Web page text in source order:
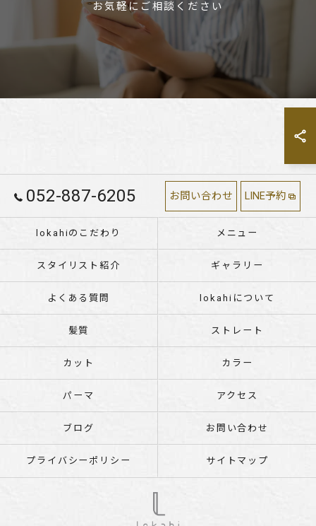
お気軽にご相談ください
052-887-6205 お問い合わせ LINE予約
lokahiのこだわり メニュー
スタイリスト紹介 ギャラリー
よくある質問 lokahiについて
髪質 ストレート
カット カラー
パーマ アクセス
ブログ お問い合わせ
プライバシーポリシー サイトマップ